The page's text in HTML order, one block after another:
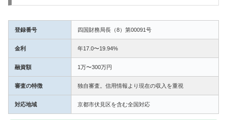
登録番号 四国財務局長（8）第00091号
金利 年17.0〜19.94%
融資額 1万〜300万円
審査の特徴 独自審査。信用情報より現在の収入を重視
対応地域 京都市伏見区を含む全国対応